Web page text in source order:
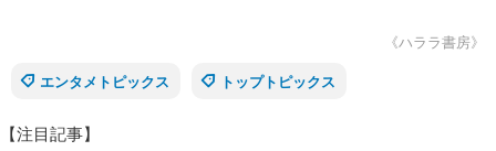
《ハララ書房》
エンタメトピックス
トップトピックス
【注目記事】